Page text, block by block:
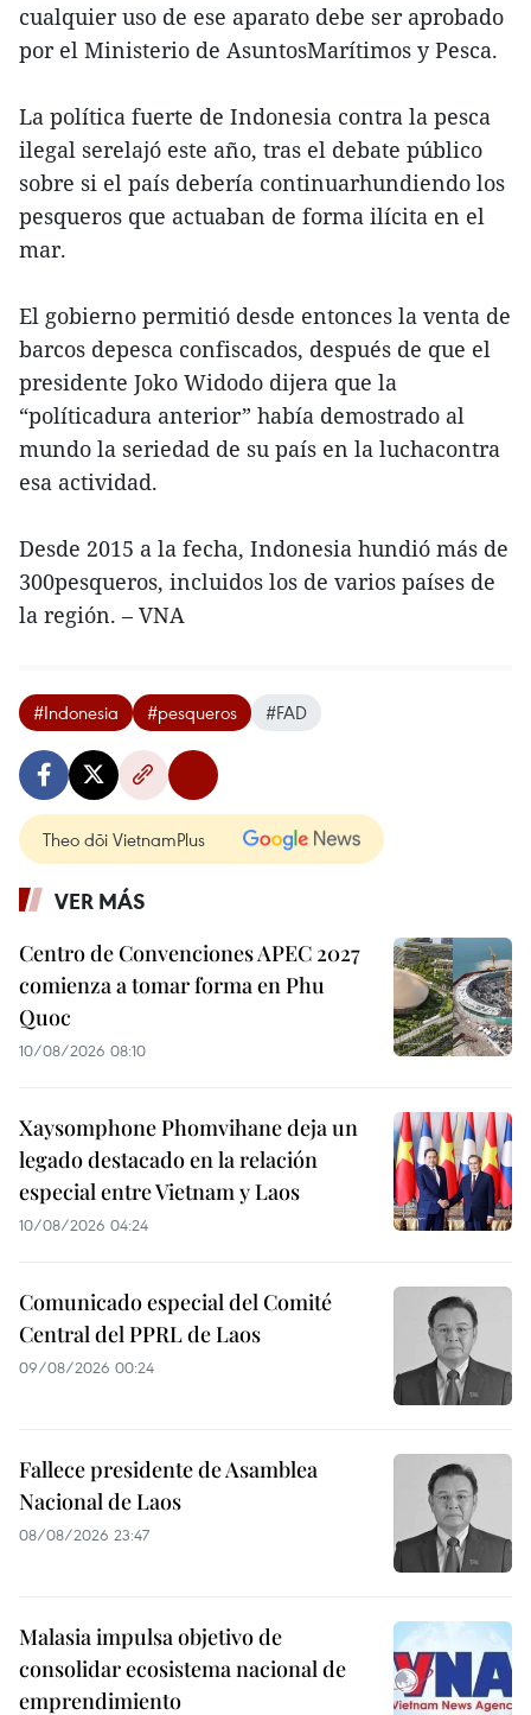
cualquier uso de ese aparato debe ser aprobado
por el Ministerio de AsuntosMarítimos y Pesca.
La política fuerte de Indonesia contra la pesca
ilegal serelajó este año, tras el debate público
sobre si el país debería continuarhundiendo los
pesqueros que actuaban de forma ilícita en el
mar.
El gobierno permitió desde entonces la venta de
barcos depesca confiscados, después de que el
presidente Joko Widodo dijera que la
“políticadura anterior” había demostrado al
mundo la seriedad de su país en la luchacontra
esa actividad.
Desde 2015 a la fecha, Indonesia hundió más de
300pesqueros, incluidos los de varios países de
la región. – VNA
#Indonesia #pesqueros #FAD
Theo dõi VietnamPlus
VER MÁS
Centro de Convenciones APEC 2027
comienza a tomar forma en Phu
Quoc
10/08/2026 08:10
Xaysomphone Phomvihane deja un
legado destacado en la relación
especial entre Vietnam y Laos
10/08/2026 04:24
Comunicado especial del Comité
Central del PPRL de Laos
09/08/2026 00:24
Fallece presidente de Asamblea
Nacional de Laos
08/08/2026 23:47
Malasia impulsa objetivo de
consolidar ecosistema nacional de
emprendimiento